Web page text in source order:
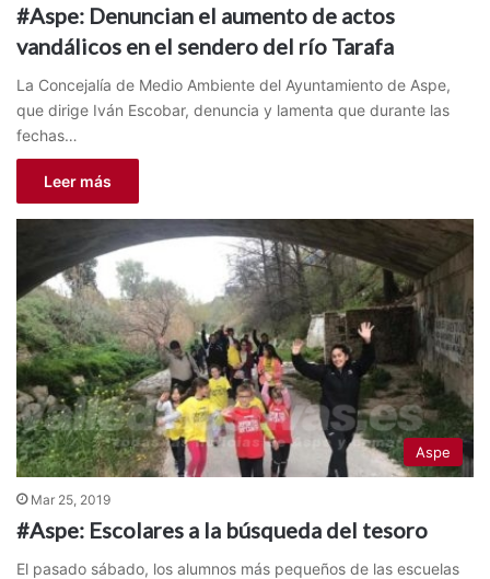
#Aspe: Denuncian el aumento de actos
vandálicos en el sendero del río Tarafa
La Concejalía de Medio Ambiente del Ayuntamiento de Aspe,
que dirige Iván Escobar, denuncia y lamenta que durante las
fechas…
Leer más
Aspe
Mar 25, 2019
#Aspe: Escolares a la búsqueda del tesoro
El pasado sábado, los alumnos más pequeños de las escuelas